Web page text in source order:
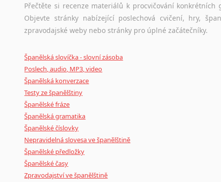
Přečtěte si recenze materiálů k procvičování
Objevte stránky nabízející poslechová cvičení, hry,
zpravodajské weby nebo stránky pro úplné začátečníky.
Španělská slovíčka - slovní zásoba
Poslech, audio, MP3, video
Španělská konverzace
Testy ze španělštiny
Španělské fráze
Španělská gramatika
Španělské číslovky
Nepravidelná slovesa ve španělštině
Španělské předložky
Španělské časy
Zpravodajství ve španělštině